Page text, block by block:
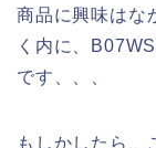
商品に興味はな
く内に、
です、、、
もしかしたら、